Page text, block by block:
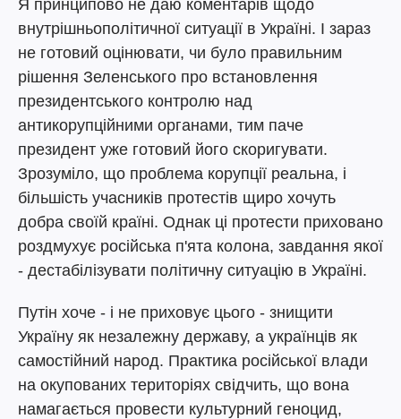
Я принципово не даю коментарів щодо
внутрішньополітичної ситуації в Україні. І зараз
не готовий оцінювати, чи було правильним
рішення Зеленського про встановлення
президентського контролю над
антикорупційними органами, тим паче
президент уже готовий його скоригувати.
Зрозуміло, що проблема корупції реальна, і
більшість учасників протестів щиро хочуть
добра своїй країні. Однак ці протести приховано
роздмухує російська п'ята колона, завдання якої
- дестабілізувати політичну ситуацію в Україні.
Путін хоче - і не приховує цього - знищити
Україну як незалежну державу, а українців як
самостійний народ. Практика російської влади
на окупованих територіях свідчить, що вона
намагається провести культурний геноцид,